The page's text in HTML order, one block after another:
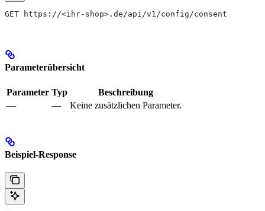
GET https://<ihr-shop>.de/api/v1/config/consent
Parameterübersicht
Parameter Typ
Beschreibung
—
— Keine zusätzlichen Parameter.
Beispiel-Response